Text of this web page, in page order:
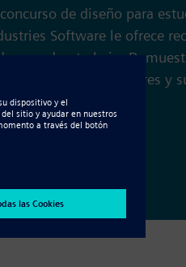
de diseño para
Software le ofrece
su arduo trabajo.
sus profesores y